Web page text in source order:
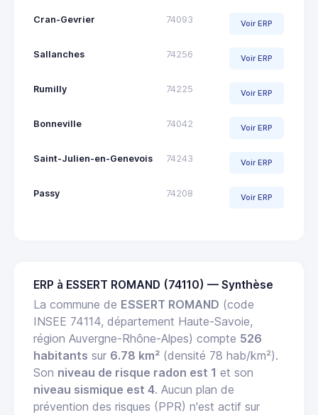
Cran-Gevrier 74093 Voir ERP
Sallanches 74256 Voir ERP
Rumilly 74225 Voir ERP
Bonneville 74042 Voir ERP
Saint-Julien-en-Genevois 74243 Voir ERP
Passy 74208 Voir ERP
ERP à ESSERT ROMAND (74110) — Synthèse
La commune de ESSERT ROMAND (code
INSEE 74114, département Haute-Savoie,
région Auvergne-Rhône-Alpes) compte 526
habitants sur 6.78 km² (densité 78 hab/km²).
Son niveau de risque radon est 1 et son
niveau sismique est 4. Aucun plan de
prévention des risques (PPR) n'est actif sur